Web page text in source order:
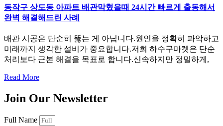
동작구 상도동 아파트 배관막혔을때 24시간 빠르게 출동해서
완벽 해결해드린 사례
배관 시공은 단순히 뚫는 게 아닙니다.원인을 정확히 파악하고
미래까지 생각한 설비가 중요합니다.저희 하수구마켓은 단순
처리보다 근본 해결을 목표로 합니다.신속하지만 정밀하게,
Read More
Join Our Newsletter
Full Name